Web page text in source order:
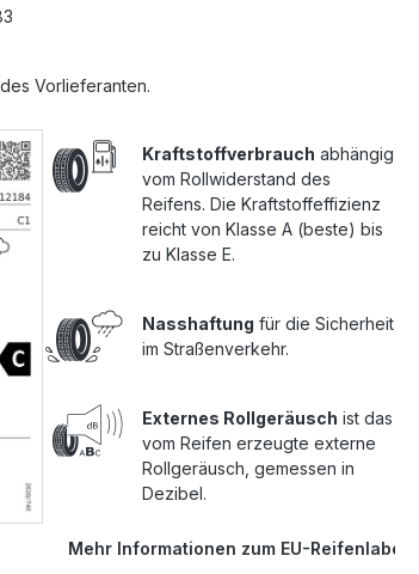
Vorlieferanten.
Kraftstoffverbrauch abhängig
vom Rollwiderstand des
Reifens. Die Kraftstoffeffizienz
reicht von Klasse A (beste) bis
zu Klasse E.
Nasshaftung für die Sicherheit
im Straßenverkehr.
Externes Rollgeräusch ist das
vom Reifen erzeugte externe
Rollgeräusch, gemessen in
Dezibel.
Mehr Informationen zum EU-Reifenlabel